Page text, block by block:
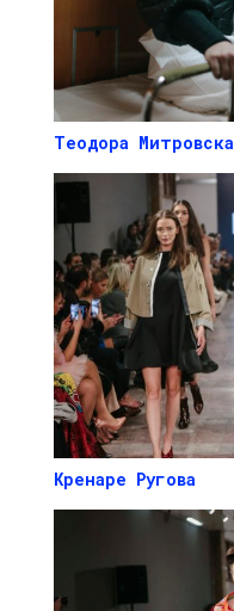
Теодора Митровска
Кренаре Ругова